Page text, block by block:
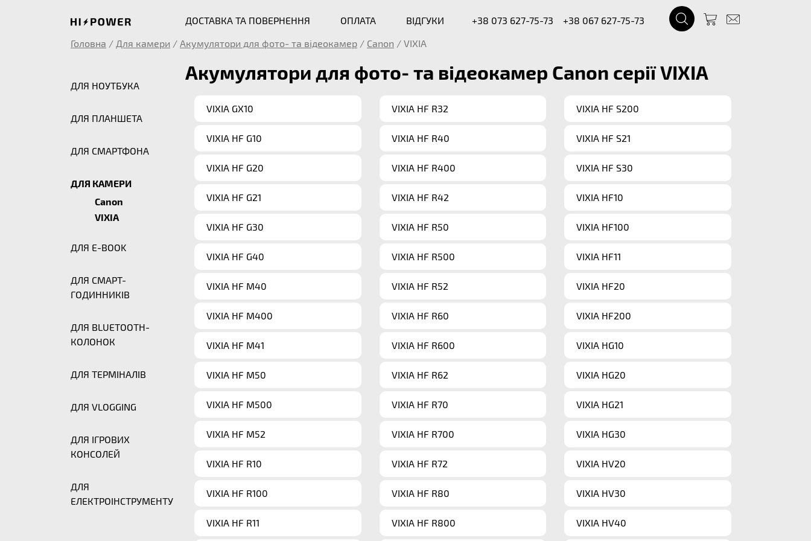
ДОСТАВКА ТА ПОВЕРНЕННЯ ОПЛАТА ВІДГУКИ +38 073 627-75-73
+38 067 627-75-73
Головна / Для камери / Акумулятори для фото- та відеокамер / Canon / VIXIA
ДЛЯ НОУТБУКА
ДЛЯ ПЛАНШЕТА
ДЛЯ СМАРТФОНА
ДЛЯ КАМЕРИ
Canon
VIXIA
ДЛЯ E-BOOK
ДЛЯ СМАРТ-
ГОДИННИКІВ
ДЛЯ BLUETOOTH-
КОЛОНОК
ДЛЯ ТЕРМІНАЛІВ
ДЛЯ VLOGGING
ДЛЯ ІГРОВИХ
КОНСОЛЕЙ
ДЛЯ
ЕЛЕКТРОІНСТРУМЕНТУ
Акумулятори для фото- та відеокамер Canon серії VIXIA
VIXIA GX10
VIXIA HF G10
VIXIA HF G20
VIXIA HF G21
VIXIA HF G30
VIXIA HF G40
VIXIA HF M40
VIXIA HF M400
VIXIA HF M41
VIXIA HF M50
VIXIA HF M500
VIXIA HF M52
VIXIA HF R10
VIXIA HF R100
VIXIA HF R11
VIXIA HF R32
VIXIA HF R40
VIXIA HF R400
VIXIA HF R42
VIXIA HF R50
VIXIA HF R500
VIXIA HF R52
VIXIA HF R60
VIXIA HF R600
VIXIA HF R62
VIXIA HF R70
VIXIA HF R700
VIXIA HF R72
VIXIA HF R80
VIXIA HF R800
VIXIA HF S200
VIXIA HF S21
VIXIA HF S30
VIXIA HF10
VIXIA HF100
VIXIA HF11
VIXIA HF20
VIXIA HF200
VIXIA HG10
VIXIA HG20
VIXIA HG21
VIXIA HG30
VIXIA HV20
VIXIA HV30
VIXIA HV40